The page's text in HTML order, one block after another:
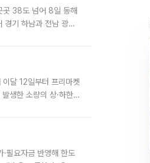
38도 넘어 8일 동해
경기 하남과 전남 광양
달 12일부터 프리마켓
생한 소량의 상·하한
필요자금 반영해 한도